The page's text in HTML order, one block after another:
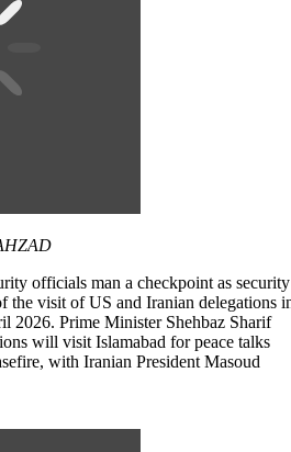
officials man a checkpoint as security
the visit of US and Iranian delegations
2026. Prime Minister Shehbaz Sharif
will visit Islamabad for peace talks
with Iranian President Masoud